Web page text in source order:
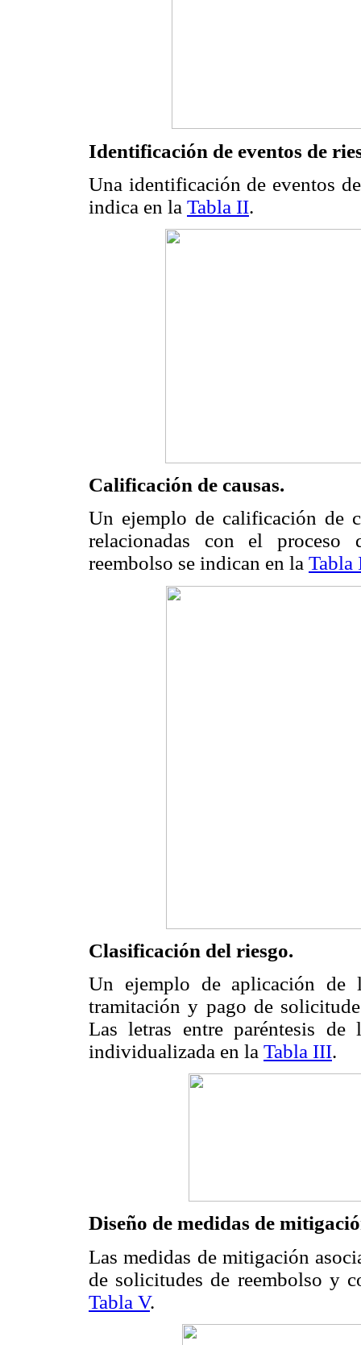
Identificación de eventos de
Una identificación de eventos
indica en la Tabla II.
Calificación de causas.
Un ejemplo de calificación de
relacionadas con el
reembolso se indican en la Tabla
Clasificación del riesgo.
Un ejemplo de aplicación de
tramitación y pago de
Las letras entre paréntesis
individualizada en la Tabla III.
Diseño de medidas de
Las medidas de mitigación
de solicitudes de reembolso y
Tabla V.